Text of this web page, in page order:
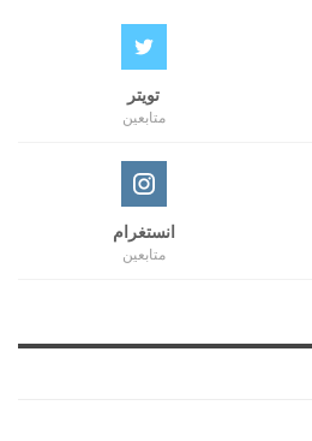
تويتر
متابعين
انستغرام
متابعين